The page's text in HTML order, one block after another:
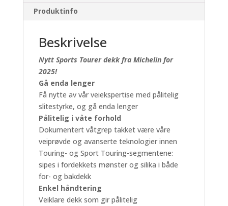
Produktinfo
Beskrivelse
Nytt Sports Tourer dekk fra Michelin for
2025!
Gå enda lenger
Få nytte av vår veiekspertise med pålitelig
slitestyrke, og gå enda lenger
Pålitelig i våte forhold
Dokumentert våtgrep takket være våre
veiprøvde og avanserte teknologier innen
Touring- og Sport Touring-segmentene:
sipes i fordekkets mønster og silika i både
for- og bakdekk
Enkel håndtering
Veiklare dekk som gir pålitelig